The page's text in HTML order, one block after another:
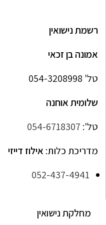
רשמת נישואין
אמונה בן זכאי
טל' 054-3208998
שלומית אוחנה
טל': 054-6718307
מדריכת כלות: אילוז דייזי
052-437-4941
מחלקת נישואין